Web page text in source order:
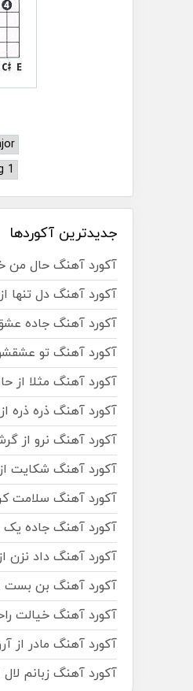
جدیدترین آکوردها
آکورد آهنگ حال من
آکورد آهنگ دل تنها
آکورد آهنگ جاده
آکورد آهنگ تو
آکورد آهنگ مثلا از
آکورد آهنگ ذره ذره
آکورد آهنگ نرو از
آکورد آهنگ شکایت
آکورد آهنگ سلامت
آکورد آهنگ جاده یک
آکورد آهنگ داد نزن
آکورد آهنگ بن بست
آکورد آهنگ خیالت
آکورد آهنگ مادر از
آکورد آهنگ زبانم